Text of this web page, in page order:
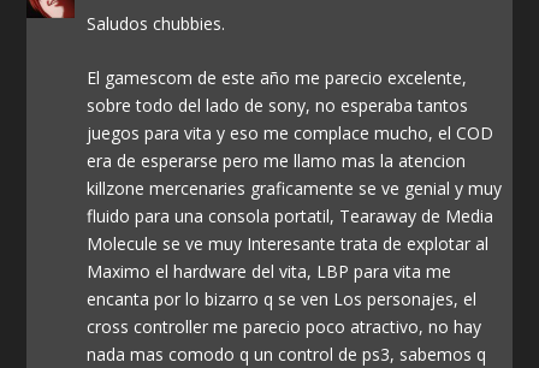
Saludos chubbies.
El gamescom de este año me parecio excelente,
sobre todo del lado de sony, no esperaba tantos
juegos para vita y eso me complace mucho, el COD
era de esperarse pero me llamo mas la atencion
killzone mercenaries graficamente se ve genial y muy
fluido para una consola portatil, Tearaway de Media
Molecule se ve muy Interesante trata de explotar al
Maximo el hardware del vita, LBP para vita me
encanta por lo bizarro q se ven Los personajes, el
cross controller me parecio poco atractivo, no hay
nada mas comodo q un control de ps3, sabemos q